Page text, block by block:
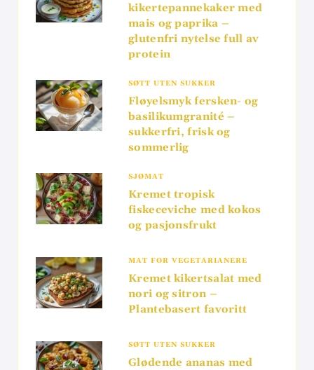
kikertepannekaker med
mais og paprika –
glutenfri nytelse full av
protein
SØTT UTEN SUKKER
Fløyelsmyk fersken- og
basilikumgranité –
sukkerfri, frisk og
sommerlig
SJØMAT
Kremet tropisk
fiskeceviche med kokos
og pasjonsfrukt
MAT FOR VEGETARIANERE
Kremet kikertsalat med
nori og sitron –
Plantebasert favoritt
SØTT UTEN SUKKER
Glødende ananas med